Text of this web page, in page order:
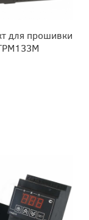
для прошивки